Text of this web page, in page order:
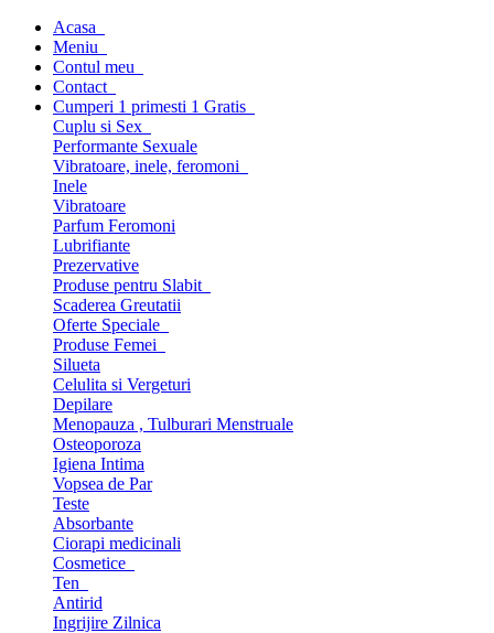
Acasa
Meniu
Contul meu
Contact
Cumperi 1 primesti 1 Gratis
Cuplu si Sex
Performante Sexuale
Vibratoare, inele, feromoni
Inele
Vibratoare
Parfum Feromoni
Lubrifiante
Prezervative
Produse pentru Slabit
Scaderea Greutatii
Oferte Speciale
Produse Femei
Silueta
Celulita si Vergeturi
Depilare
Menopauza , Tulburari Menstruale
Osteoporoza
Igiena Intima
Vopsea de Par
Teste
Absorbante
Ciorapi medicinali
Cosmetice
Ten
Antirid
Ingrijire Zilnica